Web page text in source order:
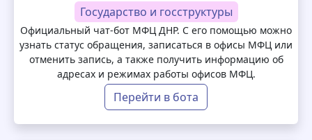
Государство и госструктуры
Официальный чат-бот МФЦ ДНР. С его помощью можно
узнать статус обращения, записаться в офисы МФЦ или
отменить запись, а также получить информацию об
адресах и режимах работы офисов МФЦ.
Перейти в бота